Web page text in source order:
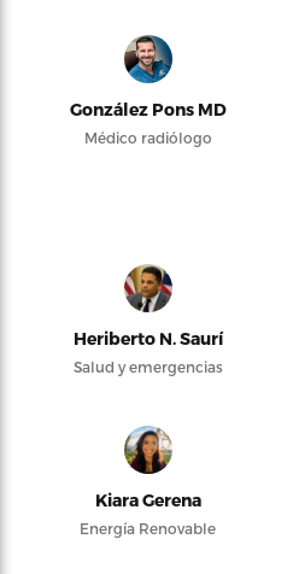
González Pons MD
Médico radiólogo
Heriberto N. Saurí
Salud y emergencias
Kiara Gerena
Energía Renovable